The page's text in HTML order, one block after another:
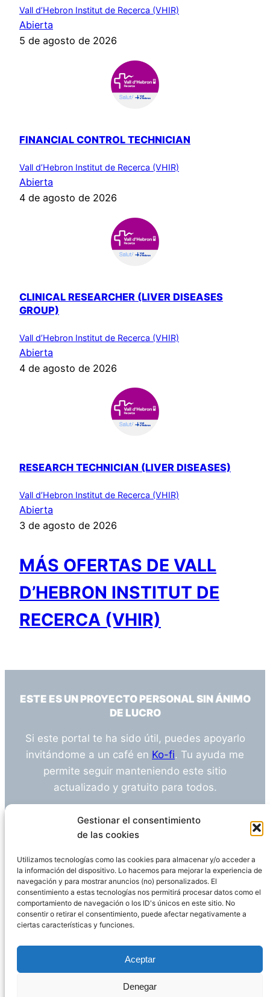
Gestionar el consentimiento
de las cookies
Utilizamos tecnologías como las cookies para almacenar y/o acceder a
la información del dispositivo. Lo hacemos para mejorar la experiencia de
navegación y para mostrar anuncios (no) personalizados. El
consentimiento a estas tecnologías nos permitirá procesar datos como el
comportamiento de navegación o los ID's únicos en este sitio. No
consentir o retirar el consentimiento, puede afectar negativamente a
ciertas características y funciones.
Aceptar
Denegar
Vall d’Hebron Institut de Recerca (VHIR)
Abierta
5 de agosto de 2026
FINANCIAL CONTROL TECHNICIAN
Vall d’Hebron Institut de Recerca (VHIR)
Abierta
4 de agosto de 2026
CLINICAL RESEARCHER (LIVER DISEASES
GROUP)
Vall d’Hebron Institut de Recerca (VHIR)
Abierta
4 de agosto de 2026
RESEARCH TECHNICIAN (LIVER DISEASES)
Vall d’Hebron Institut de Recerca (VHIR)
Abierta
3 de agosto de 2026
MÁS OFERTAS DE VALL
D’HEBRON INSTITUT DE
RECERCA (VHIR)
ESTE ES UN PROYECTO PERSONAL SIN ÁNIMO
DE LUCRO
Si este portal te ha sido útil, puedes apoyarlo
invitándome a un café en Ko-fi. Tu ayuda me
permite seguir manteniendo este sitio
actualizado y gratuito para todos.
¿Tienes alguna duda o sugerencia? Escríbeme
info@empleosanitarioinvestigacion.es
Descargo de Responsabilidad
Declaración de Privacidad Política de cookies
WordPress